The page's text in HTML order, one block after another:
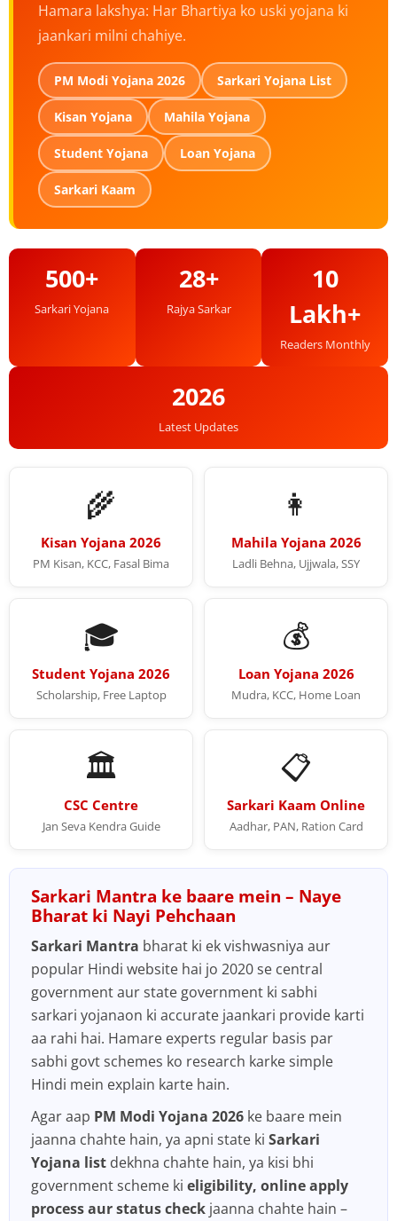
Hamara lakshya: Har Bhartiya ko uski yojana ki
jaankari milni chahiye.
PM Modi Yojana 2026 Sarkari Yojana List
Kisan Yojana Mahila Yojana
Student Yojana Loan Yojana
Sarkari Kaam
500+
Sarkari Yojana
28+
Rajya Sarkar
10
Lakh+
Readers Monthly
2026
Latest Updates
🌾
Kisan Yojana 2026
PM Kisan, KCC, Fasal Bima
👩
Mahila Yojana 2026
Ladli Behna, Ujjwala, SSY
🎓
Student Yojana 2026
Scholarship, Free Laptop
💰
Loan Yojana 2026
Mudra, KCC, Home Loan
🏛️
CSC Centre
Jan Seva Kendra Guide
📋
Sarkari Kaam Online
Aadhar, PAN, Ration Card
Sarkari Mantra ke baare mein – Naye
Bharat ki Nayi Pehchaan
Sarkari Mantra bharat ki ek vishwasniya aur
popular Hindi website hai jo 2020 se central
government aur state government ki sabhi
sarkari yojanaon ki accurate jaankari provide karti
aa rahi hai. Hamare experts regular basis par
sabhi govt schemes ko research karke simple
Hindi mein explain karte hain.
Agar aap PM Modi Yojana 2026 ke baare mein
jaanna chahte hain, ya apni state ki Sarkari
Yojana list dekhna chahte hain, ya kisi bhi
government scheme ki eligibility, online apply
process aur status check jaanna chahte hain –